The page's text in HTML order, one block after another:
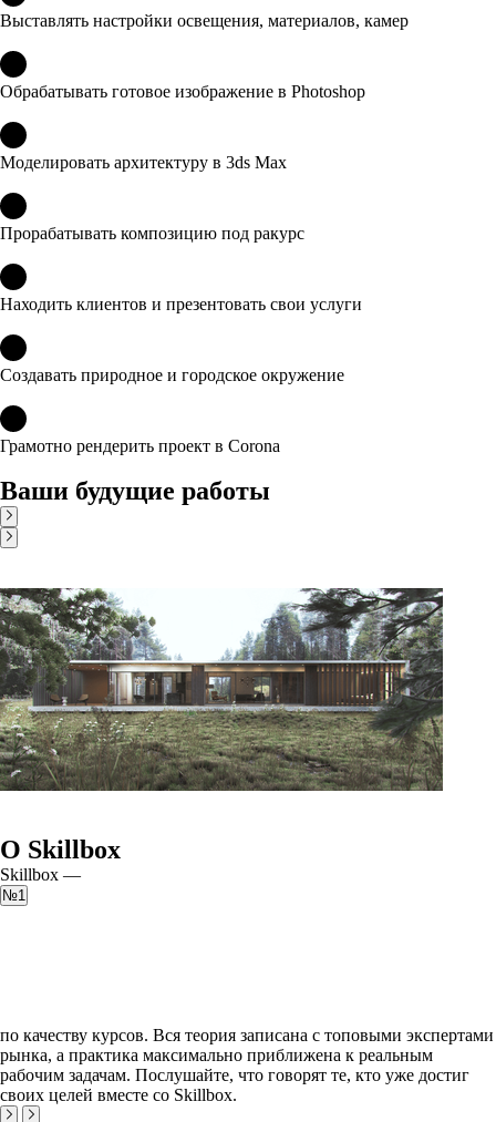
Выставлять настройки освещения, материалов, камер
Обрабатывать готовое изображение в Photoshop
Моделировать архитектуру в 3ds Max
Прорабатывать композицию под ракурс
Находить клиентов и презентовать свои услуги
Создавать природное и городское окружение
Грамотно рендерить проект в Corona
Ваши будущие работы
О Skillbox
Skillbox —
№1
по качеству курсов. Вся теория записана с топовыми экспертами
рынка, а практика максимально приближена к реальным
рабочим задачам. Послушайте, что говорят те, кто уже достиг
своих целей вместе со Skillbox.